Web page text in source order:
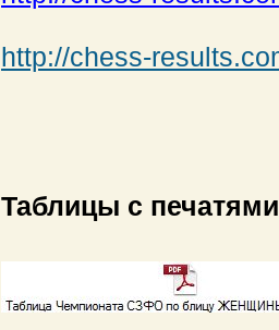
http://chess-
Таблицы с